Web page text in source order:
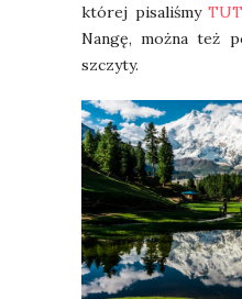
której pisaliśmy
Nangę, można też
szczyty.